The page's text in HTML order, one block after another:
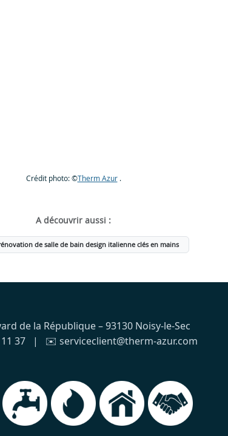
Crédit photo: ©Therm Azur.
A découvrir aussi :
de salle de bain design italienne clés en mains
de la République – 93130 Noisy-le-Sec
11 37 | ✉️ serviceclient@therm-azur.com